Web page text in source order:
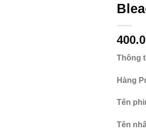
Thông
Hàng
Tên
Tên